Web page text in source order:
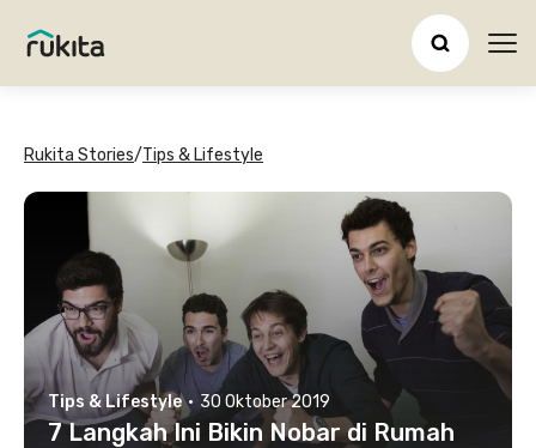
Rukita Stories/Tips & Lifestyle
Tips & Lifestyle · 30 Oktober 2019
7 Langkah Ini Bikin Nobar di Rumah